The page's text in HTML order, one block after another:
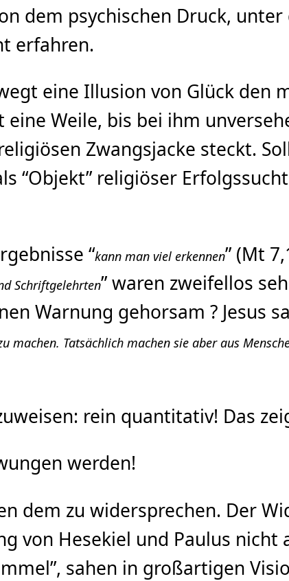
dem psychischen Druck,
erfahren.
eine Illusion von Glück den
Weile, bis bei ihm
Zwangsjacke steckt.
“Objekt” religiöser
“kann man viel erkennen” (Mt
Schriftgelehrten” waren zweifellos
Warnung gehorsam ? Jesus
machen. Tatsächlich machen sie aber aus
rein quantitativ! Das
werden!
dem zu widersprechen. Der
von Hesekiel und Paulus
sahen in großartigen